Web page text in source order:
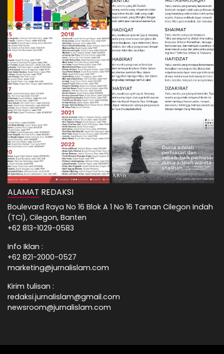
ALAMAT REDAKSI
Boulevard Raya No 16 Blok A 1 No 16 Taman Cilegon Indah
(TCI), Cilegon, Banten
+62 813-1029-0583
Info Iklan :
+62 821-2000-0527
marketing@jurnalislam.com
Kirim tulisan :
redaksi.jurnalislam@gmail.com
newsroom@jurnalislam.com